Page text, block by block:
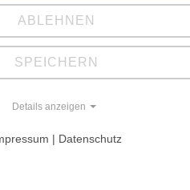
Feuerwehr,
Weitersfeld",
in: "Orte -
Architektur in
Niederösterreich
Band 2.1" von
ABLEHNEN
SPEICHERN
Details anzeigen
| Datenschutz